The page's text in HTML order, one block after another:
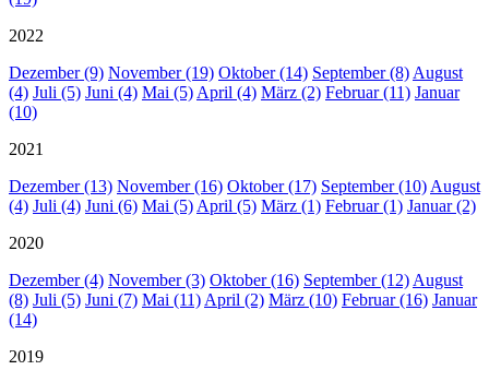
2022
Dezember (9) November (19) Oktober (14) September (8)August
(4) Juli (5) Juni (4) Mai (5)April (4) März (2) Februar (11) Januar
(10)
2021
Dezember (13) November (16) Oktober (17) September (10)August
(4) Juli (4) Juni (6) Mai (5)April (5) März (1) Februar (1) Januar (2)
2020
Dezember (4) November (3) Oktober (16) September (12)August
(8) Juli (5) Juni (7) Mai (11)April (2) März (10) Februar (16) Januar
(14)
2019